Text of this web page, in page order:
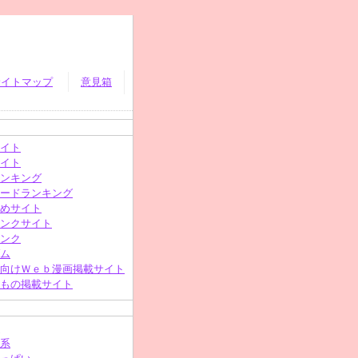
トマップ 意見箱
ト
ト
キング
ドランキング
サイト
クサイト
ク
けＷｅｂ漫画掲載サイト
の掲載サイト